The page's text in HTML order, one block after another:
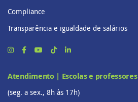
Compliance
Transparência e igualdade de salários
Atendimento | Escolas e professores
(seg. a sex., 8h às 17h)